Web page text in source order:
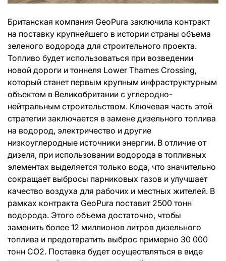
Британская компания GeoPura заключила контракт
на поставку крупнейшего в истории страны объема
зеленого водорода для строительного проекта.
Топливо будет использоваться при возведении
новой дороги и тоннеля Lower Thames Crossing,
который станет первым крупным инфраструктурным
объектом в Великобритании с углеродно-
нейтральным строительством. Ключевая часть этой
стратегии заключается в замене дизельного топлива
на водород, электричество и другие
низкоуглеродные источники энергии. В отличие от
дизеля, при использовании водорода в топливных
элементах выделяется только вода, что значительно
сокращает выбросы парниковых газов и улучшает
качество воздуха для рабочих и местных жителей. В
рамках контракта GeoPura поставит 2500 тонн
водорода. Этого объема достаточно, чтобы
заменить более 12 миллионов литров дизельного
топлива и предотвратить выброс примерно 30 000
тонн CO2. Поставка будет осуществляться в виде